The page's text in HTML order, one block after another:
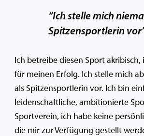
“Ich stelle mich
Spitzensportlerin
Ich betreibe diesen Sport akribisch,
für meinen Erfolg. Ich stelle mich
als Spitzensportlerin vor. Ich bin
leidenschaftliche, ambitionierte
Sportverein, ich habe keine
die mir zur Verfügung gestellt